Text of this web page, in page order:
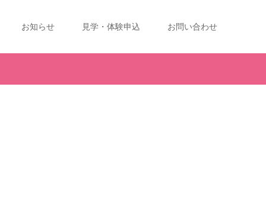
お知らせ 見学・体験申込 お問い合わせ